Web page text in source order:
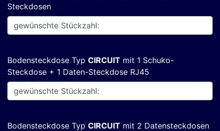
Steckdosen
Bodensteckdose Typ CIRCUIT mit 1 Schuko-
Steckdose + 1 Daten-Steckdose RJ45
Bodensteckdose Typ CIRCUIT mit 2 Datensteckdosen